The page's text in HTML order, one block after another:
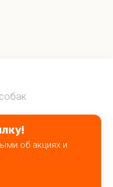
об акциях и